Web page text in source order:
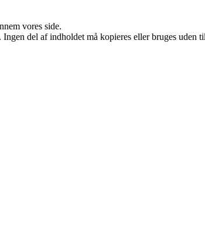
vores side.
del af indholdet må kopieres eller bruges uden